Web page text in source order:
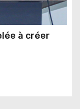
à créer